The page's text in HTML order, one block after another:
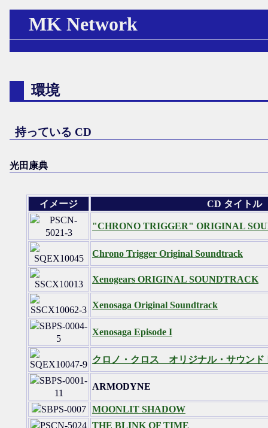
MK Network
環境
持っている CD
光田康典
イメージ CD タイトル
"CHRONO TRIGGER" ORIGINAL
Chrono Trigger Original Soundtrack
Xenogears ORIGINAL SOUNDTRACK
Xenosaga Original Soundtrack
Xenosaga Episode I
クロノ・クロス オリジナル・サウンド
ARMODYNE
MOONLIT SHADOW
THE BLINK OF TIME